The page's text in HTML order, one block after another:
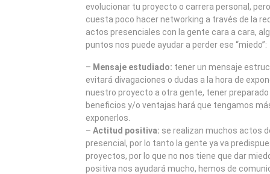
evolucionar tu proyecto o carrera personal,
cuesta poco hacer networking a través de la
actos presenciales con la gente cara a cara,
puntos nos puede ayudar a perder ese “miedo”:
– Mensaje estudiado: tener un mensaje
evitará divagaciones o dudas a la hora de
nuestro proyecto a otra gente, tener
beneficios y/o ventajas hará que tengamos
exponerlos.
– Actitud positiva: se realizan muchos actos
presencial, por lo tanto la gente ya va
proyectos, por lo que no nos tiene que dar
positiva nos ayudará mucho, hemos de